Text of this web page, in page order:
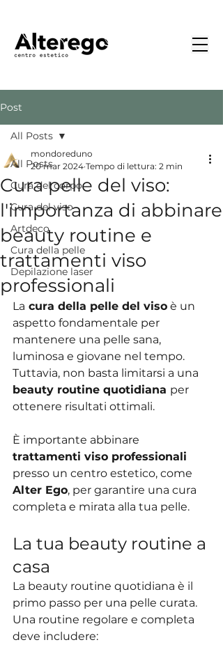
Post
All Posts
Cura del corpo
Cura del viso
Artdeco
Cura della pelle
Depilazione laser
All Posts
Cura pelle del viso:
l'importanza di abbinare
beauty routine e
trattamenti viso
professionali
mondoreduno
20 mar 2024 Tempo di lettura: 2 min
La cura della pelle del viso è un
aspetto fondamentale per
mantenere una pelle sana,
luminosa e giovane nel tempo.
Tuttavia, non basta limitarsi a una
beauty routine quotidiana per
ottenere risultati ottimali.
È importante abbinare
trattamenti viso professionali
presso un centro estetico, come
Alter Ego, per garantire una cura
completa e mirata alla tua pelle.
La tua beauty routine a
casa
La beauty routine quotidiana è il
primo passo per una pelle curata.
Una routine regolare e completa
deve includere: